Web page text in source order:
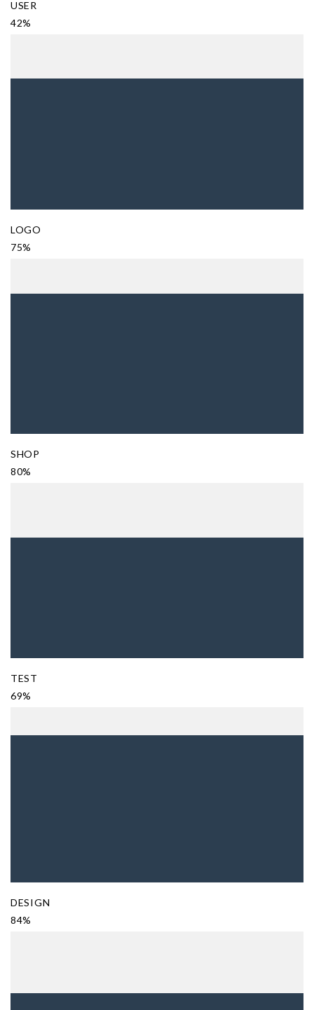
USER
42%
LOGO
75%
SHOP
80%
TEST
69%
DESIGN
84%